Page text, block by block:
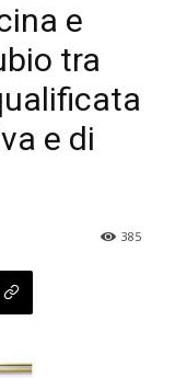
e
tra
e di
385